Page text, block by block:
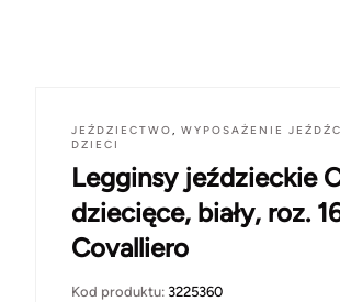
JEŹDZIECTWO, WYPOSAŻENIE
DZIECI
Legginsy jeździeckie
dziecięce, biały, roz.
Covalliero
Kod produktu: 3225360